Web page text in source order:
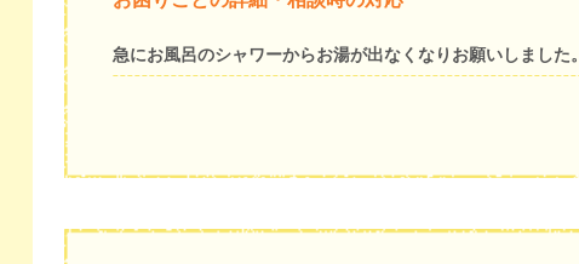
急にお風呂のシャワーからお湯が出なくなりお願いしました。